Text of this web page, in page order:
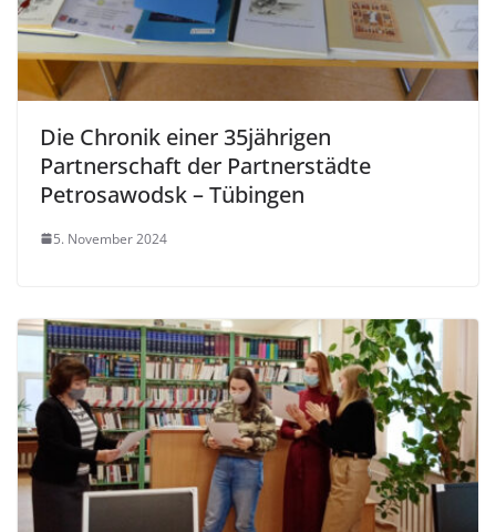
Die Chronik einer 35jährigen
Partnerschaft der Partnerstädte
Petrosawodsk – Tübingen
5. November 2024